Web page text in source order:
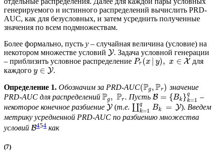
генерируемого и истинного распределений вычислить PRD-
AUC, как для безусловных, и затем усреднить полученные
значения по всем подмножествам.
Более формально, пусть y – случайная величина (условие) на
некотором множестве условий Y. Задача условной генерации
– приблизить условное распределение Pr (x | y), x ∈ X для
каждого y ∈ Y.
Определение 1. Обозначим за PRD-AUC(Pg, Pr ) значение
PRD-AUC для распределений Pg, Pr. Пусть B = {Bk }q
k=1 –
некоторое конечное разбиение Y (т.е. ∐q
k=1 Bk = Y). Введем
метрику усредненной PRD-AUC по разбиению множества
условий B454 как
(7)